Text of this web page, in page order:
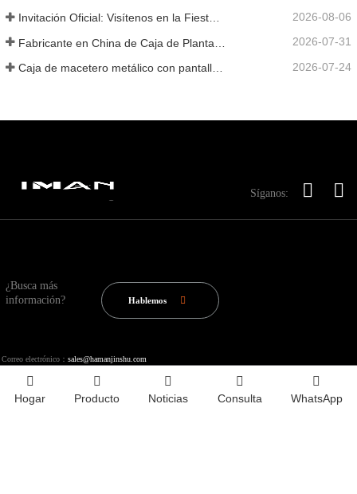
Invitación Oficial: Visítenos en la Fiesta de Jardín al Estilo Británico GLEE 2026 2026-08-06
2026-07-31
2026-07-24
Síganos:
¿Busca más
información?
Hablemos
Correo electrónico： sales@hamanjinshu.com
Hogar Producto Noticias Consulta WhatsApp